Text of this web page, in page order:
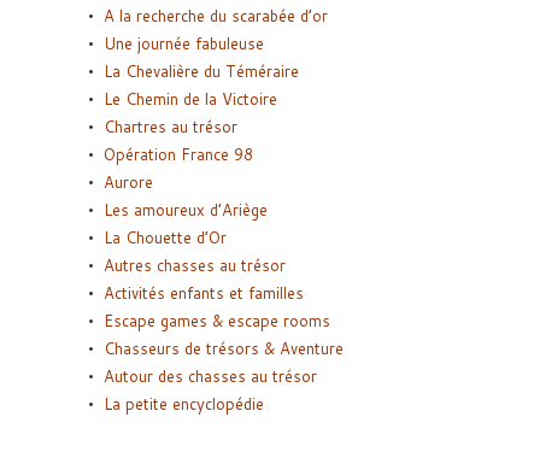
A la recherche du scarabée d’or
Une journée fabuleuse
La Chevalière du Téméraire
Le Chemin de la Victoire
Chartres au trésor
Opération France 98
Aurore
Les amoureux d’Ariège
La Chouette d’Or
Autres chasses au trésor
Activités enfants et familles
Escape games & escape rooms
Chasseurs de trésors & Aventure
Autour des chasses au trésor
La petite encyclopédie